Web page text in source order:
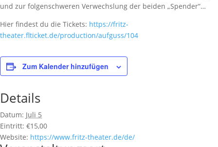
und zur folgenschweren Verwechslung der beiden „Spender“…
Hier findest du die Tickets: https://fritz-
theater.flticket.de/production/aufguss/104
Zum Kalender hinzufügen
Details
Datum: Juli 5
Eintritt: €15,00
Website: https://www.fritz-theater.de/de/